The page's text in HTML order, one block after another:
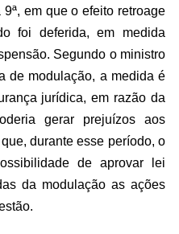
em que o efeito retroage
foi deferida, em medida
Segundo o ministro
de modulação, a medida é
jurídica, em razão da
gerar prejuízos aos
durante esse período, o
de aprovar lei
da modulação as ações